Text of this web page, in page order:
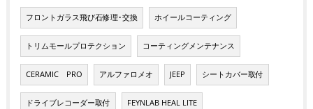
フロントガラス飛び石修理･交換 ホイールコーティング
トリムモールプロテクション コーティングメンテナンス
CERAMIC PRO アルファロメオ JEEP シートカバー取付
ドライブレコーダー取付 FEYNLAB HEAL LITE